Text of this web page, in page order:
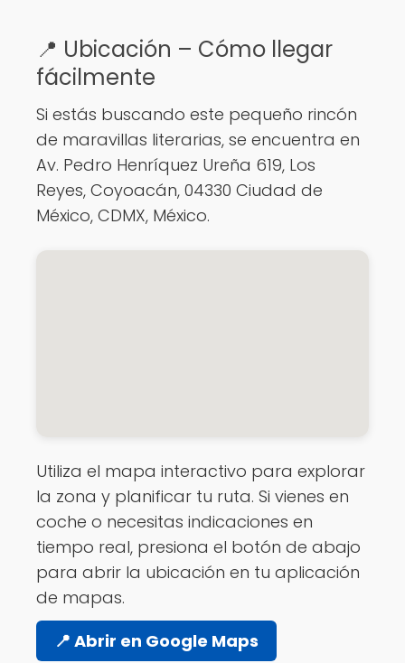
📍 Ubicación – Cómo llegar
fácilmente
Si estás buscando este pequeño rincón
de maravillas literarias, se encuentra en
Av. Pedro Henríquez Ureña 619, Los
Reyes, Coyoacán, 04330 Ciudad de
México, CDMX, México.
Utiliza el mapa interactivo para explorar
la zona y planificar tu ruta. Si vienes en
coche o necesitas indicaciones en
tiempo real, presiona el botón de abajo
para abrir la ubicación en tu aplicación
de mapas.
📍 Abrir en Google Maps